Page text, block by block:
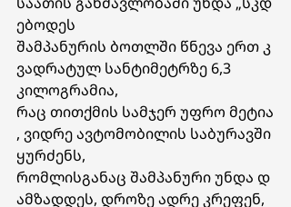
ებოდეს
შამპანურის ბოთლში წნევა ერთ კ
ვადრატულ სანტიმეტრზე 6,3
კილოგრამია,
რაც თითქმის სამჯერ უფრო მეტია
, ვიდრე ავტომობილის საბურავში
ყურძენს,
რომლისგანაც შამპანური უნდა დ
ამზადდეს, დროზე ადრე კრეფენ,